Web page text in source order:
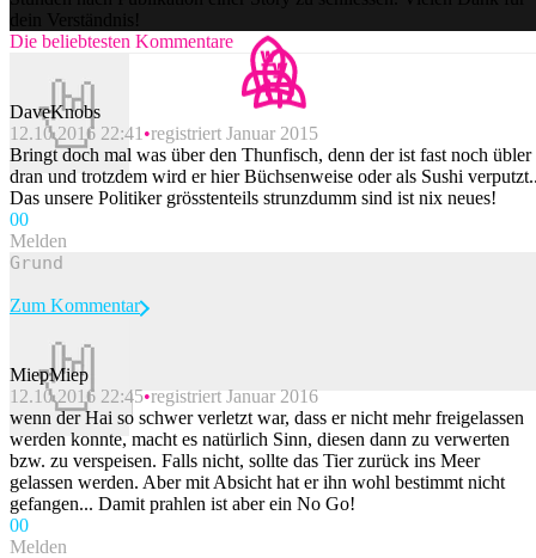
dein Verständnis!
Die beliebtesten Kommentare
DaveKnobs
12.10.2016 22:41 registriert Januar 2015
Bringt doch mal was über den Thunfisch, denn der ist fast noch übler
dran und trotzdem wird er hier Büchsenweise oder als Sushi
Das unsere Politiker grösstenteils strunzdumm sind ist nix neues!
00
Melden
Beitrag melden
Zum Kommentar
MiepMiep
12.10.2016 22:45 registriert Januar 2016
wenn der Hai so schwer verletzt war, dass er nicht mehr freigelassen
werden konnte, macht es natürlich Sinn, diesen dann zu verwerten
bzw. zu verspeisen. Falls nicht, sollte das Tier zurück ins Meer
gelassen werden. Aber mit Absicht hat er ihn wohl bestimmt nicht
gefangen... Damit prahlen ist aber ein No Go!
00
Melden